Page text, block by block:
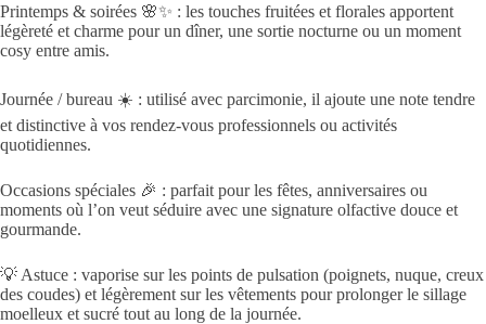
Printemps & soirées 🌸✨ : les touches fruitées et florales apportent
légèreté et charme pour un dîner, une sortie nocturne ou un moment
cosy entre amis.
Journée / bureau ☀️ : utilisé avec parcimonie, il ajoute une note tendre
et distinctive à vos rendez-vous professionnels ou activités
quotidiennes.
Occasions spéciales 🎉 : parfait pour les fêtes, anniversaires ou
moments où l’on veut séduire avec une signature olfactive douce et
gourmande.
💡 Astuce : vaporise sur les points de pulsation (poignets, nuque, creux
des coudes) et légèrement sur les vêtements pour prolonger le sillage
moelleux et sucré tout au long de la journée.